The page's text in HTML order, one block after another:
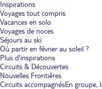
Inspirations
Voyages tout compris
Vacances en solo
Voyages de noces
Séjours au ski
Où partir en février au soleil ?
Plus d'inspirations
Circuits & Découvertes
Nouvelles Frontières
Circuits accompagnésEn groupe,